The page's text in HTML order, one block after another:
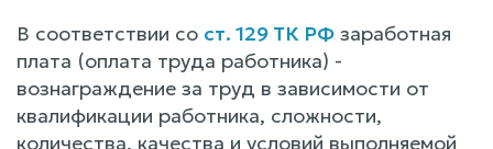
В соответствии со ст. 129 ТК РФ заработная
плата (оплата труда работника) -
вознаграждение за труд в зависимости от
квалификации работника, сложности,
количества, качества и условий выполняемой